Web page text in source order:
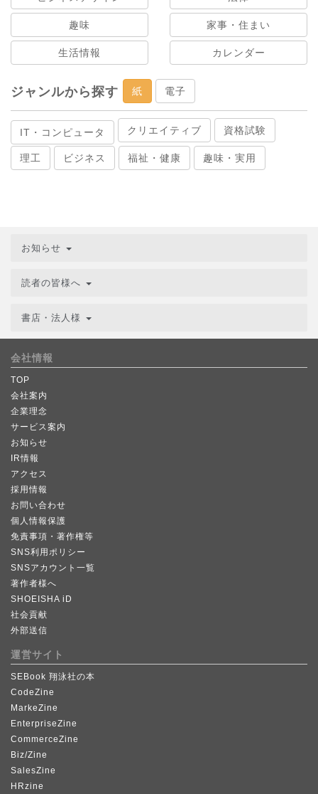
趣味 家事・住まい
生活情報 カレンダー
ジャンルから探す 紙 電子
IT・コンピュータ クリエイティブ 資格試験
理工 ビジネス 福祉・健康 趣味・実用
お知らせ
読者の皆様へ
書店・法人様
会社情報
TOP
会社案内
企業理念
サービス案内
お知らせ
IR情報
アクセス
採用情報
お問い合わせ
個人情報保護
免責事項・著作権等
SNS利用ポリシー
SNSアカウント一覧
著作者様へ
SHOEISHA iD
社会貢献
外部送信
運営サイト
SEBook 翔泳社の本
CodeZine
MarkeZine
EnterpriseZine
CommerceZine
Biz/Zine
SalesZine
HRzine